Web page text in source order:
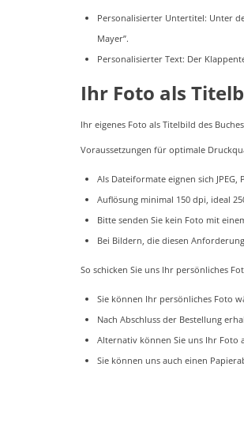
Personalisierter Untertitel: Unter
Mayer”.
Personalisierter Text: Der
Ihr Foto als
Ihr eigenes Foto als Titelbild des
Voraussetzungen für optimale
Als Dateiformate eignen sich JPEG,
Auflösung minimal 150 dpi, ideal
Bitte senden Sie kein Foto mit
Bei Bildern, die diesen
So schicken Sie uns Ihr persönliches
Sie können Ihr persönliches Foto
Nach Abschluss der Bestellung
Alternativ können Sie uns Ihr Foto
Sie können uns auch einen